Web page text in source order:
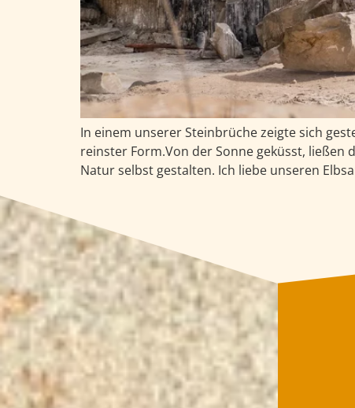
In einem unserer Steinbrüche zeigte sich
reinster Form.Von der Sonne geküsst, ließen
Natur selbst gestalten. Ich liebe unseren